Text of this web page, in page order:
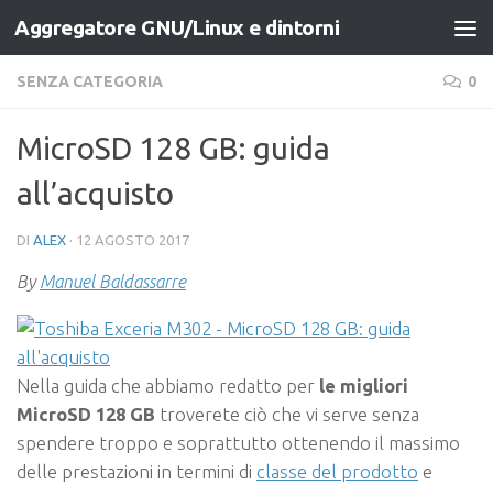
Salta al contenuto
Aggregatore GNU/Linux e dintorni
SENZA CATEGORIA 0
MicroSD 128 GB: guida
all’acquisto
DI ALEX · 12 AGOSTO 2017
ByManuel Baldassarre
Nella guida che abbiamo redatto per le migliori
MicroSD 128 GB troverete ciò che vi serve senza
spendere troppo e soprattutto ottenendo il massimo
delle prestazioni in termini di classe del prodotto e